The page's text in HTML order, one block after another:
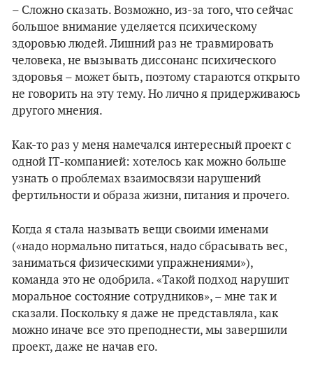
– Сложно сказать. Возможно, из-за того, что сейчас
большое внимание уделяется психическому
здоровью людей. Лишний раз не травмировать
человека, не вызывать диссонанс психического
здоровья – может быть, поэтому стараются открыто
не говорить на эту тему. Но лично я придерживаюсь
другого мнения.
Как-то раз у меня намечался интересный проект с
одной IT-компанией: хотелось как можно больше
узнать о проблемах взаимосвязи нарушений
фертильности и образа жизни, питания и прочего.
Когда я стала называть вещи своими именами
(«надо нормально питаться, надо сбрасывать вес,
заниматься физическими упражнениями»),
команда это не одобрила. «Такой подход нарушит
моральное состояние сотрудников», – мне так и
сказали. Поскольку я даже не представляла, как
можно иначе все это преподнести, мы завершили
проект, даже не начав его.